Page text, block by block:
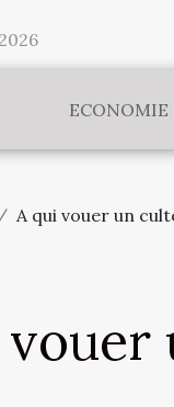
ECONOMIE
A qui vouer un